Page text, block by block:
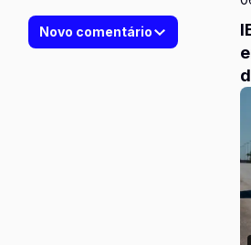
Novo comentário